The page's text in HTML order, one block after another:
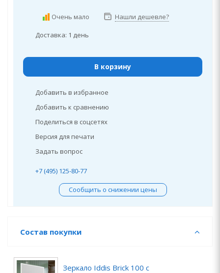
Очень мало Нашли дешевле?
Доставка: 1 день
В корзину
Добавить в избранное
Добавить к сравнению
Поделиться в соцсетях
Версия для печати
Задать вопрос
+7 (495) 125-80-77
Сообщить о снижении цены
Состав покупки
Зеркало Iddis Brick 100 c